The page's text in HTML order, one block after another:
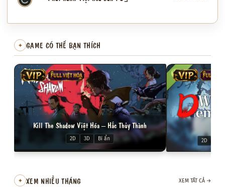
✦ GAME CÓ THỂ BẠN THÍCH
VIP FULL VIỆT HÓA
Kill The Shadow Việt Hóa – Hắc Thủy Thành
2D 3D Bí ẩn
VIP FULL
2D
✦ XEM NHIỀU THÁNG XEM TẤT CẢ →